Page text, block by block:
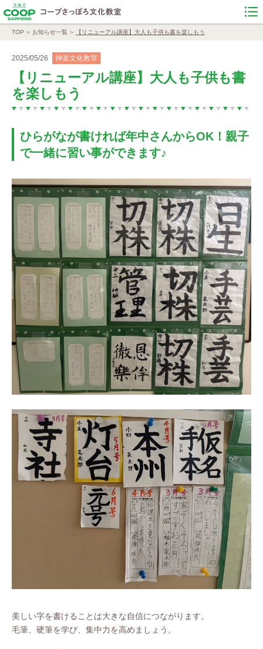
TOP お知らせ一覧 【リニューアル講座】大人も子供も書を楽しもう
2025/05/26 神楽文化教室
【リニューアル講座】大人も子供も書
を楽しもう
ひらがなが書ければ年中さんからOK！親子
で一緒に習い事ができます♪
美しい字を書けることは大きな自信につながります。
毛筆、硬筆を学び、集中力を高めましょう。